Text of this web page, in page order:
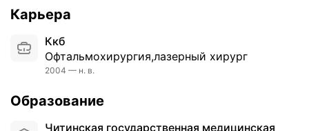
Карьера
Ккб
Офтальмохирургия,лазерный хирург
2004 — н. в.
Образование
Читинская государственная медицинская